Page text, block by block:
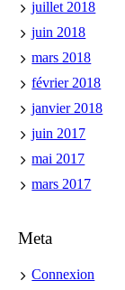
juillet 2018
juin 2018
mars 2018
février 2018
janvier 2018
juin 2017
mai 2017
mars 2017
Meta
Connexion